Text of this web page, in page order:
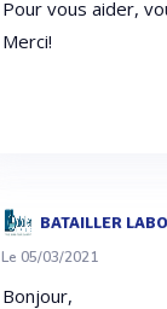
Pour vous aider,
Merci!
BATAILLER LABO
Le 05/03/2021
Bonjour,